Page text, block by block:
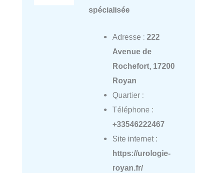
spécialisée
Adresse : 222
Avenue de
Rochefort, 17200
Royan
Quartier :
Téléphone :
+33546222467
Site internet :
https://urologie-
royan.fr/